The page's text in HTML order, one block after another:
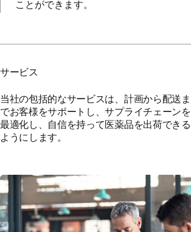
ことができます。
サービス
当社の包括的なサービスは、計画から配送ま
でお客様をサポートし、サプライチェーンを
最適化し、自信を持って医薬品を出荷できる
ようにします。